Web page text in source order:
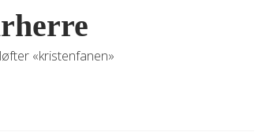
«kristenfanen»